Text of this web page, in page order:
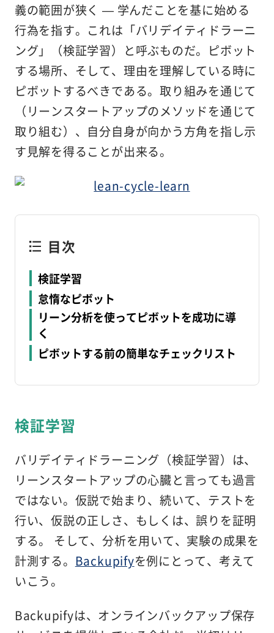
義の範囲が狭く — 学んだことを基に始める
行為を指す。これは「バリデイティドラーニ
ング」（検証学習）と呼ぶものだ。ピボット
する場所、そして、理由を理解している時に
ピボットするべきである。取り組みを通じて
（リーンスタートアップのメソッドを通じて
取り組む）、自分自身が向かう方角を指し示
す見解を得ることが出来る。
目次
検証学習
怠惰なピボット
リーン分析を使ってピボットを成功に導
く
ピボットする前の簡単なチェックリスト
検証学習
バリデイティドラーニング（検証学習）は、
リーンスタートアップの心臓と言っても過言
ではない。仮説で始まり、続いて、テストを
行い、仮説の正しさ、もしくは、誤りを証明
する。 そして、分析を用いて、実験の成果を
計測する。 Backupifyを例にとって、考えて
いこう。
Backupifyは、オンラインバックアップ保存